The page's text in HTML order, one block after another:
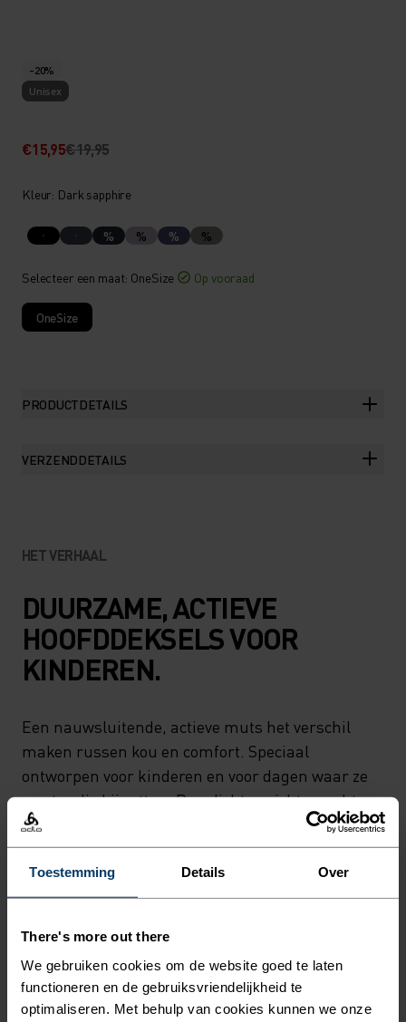
Toestemming Details Over
There's more out there
We gebruiken cookies om de website goed te laten
functioneren en de gebruiksvriendelijkheid te
optimaliseren. Met behulp van cookies kunnen we onze
-20%
Unisex
€15,95€19,95
Kleur: Dark sapphire
% % % %
Selecteer een maat: OneSize Op vooraad
OneSize
PRODUCTDETAILS
VERZENDDETAILS
HET VERHAAL
DUURZAME, ACTIEVE
HOOFDDEKSELS VOOR
KINDEREN.
Een nauwsluitende, actieve muts het verschil
maken russen kou en comfort. Speciaal
ontworpen voor kinderen en voor dagen waar ze
een tandje bij zetten. Deze lichtgewichte, zacht
aanvoelende muts is perfect voor onder helmen
en tijdens het skiën. Nauwkeurig gemaakt van
100% gerecyclede stof door Odlo, om ze warm en
in beweging te houden. Blijf warm in beweging.
DETAILS MAKEN HET